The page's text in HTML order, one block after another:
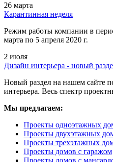
26 марта
Карантинная неделя
Режим работы компании в
марта по 5 апреля 2020 г.
2 июля
Дизайн интерьера - новый
Новый раздел на нашем сайте
интерьера. Весь спектр
Мы предлагаем:
Проекты одноэтажных
Проекты двухэтажных
Проекты трехэтажных
Проекты домов с гаражом
Проекты домов с